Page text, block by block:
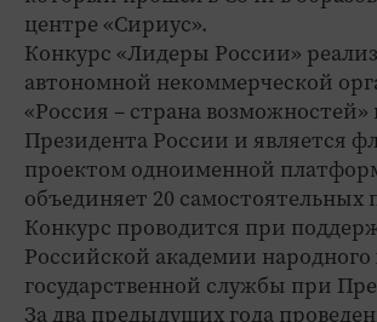
центре «Сириус».
Конкурс «Лидеры России»
автономной некоммерческой
«Россия – страна
Президента России и является
проектом одноименной
объединяет 20 самостоятельных
Конкурс проводится при
Российской академии народного
государственной службы при
За два предыдущих года